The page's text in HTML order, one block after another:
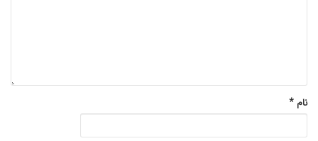
نام *